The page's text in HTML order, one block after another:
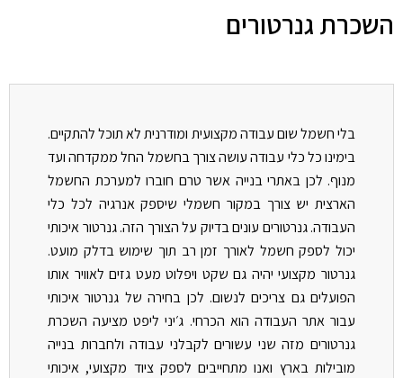
השכרת גנרטורים
בלי חשמל שום עבודה מקצועית ומודרנית לא תוכל להתקיים.
בימינו כל כלי עבודה עושה צורך בחשמל החל ממקדחה ועד
מנוף. לכן באתרי בנייה אשר טרם חוברו למערכת החשמל
הארצית יש צורך במקור חשמלי שיספק אנרגיה לכל כלי
העבודה. גנרטורים עונים בדיוק על הצורך הזה. גנרטור איכותי
יכול לספק חשמל לאורך זמן רב תוך שימוש בדלק מועט.
גנרטור מקצועי יהיה גם שקט ויפלוט מעט גזים לאוויר אותו
הפועלים גם צריכים לנשום. לכן בחירה של גנרטור איכותי
עבור אתר העבודה הוא הכרחי. ג׳יני ליפט מציעה השכרת
גנרטורים מזה שני עשורים לקבלני עבודה ולחברות בנייה
מובילות בארץ ואנו מתחייבים לספק ציוד מקצועי, איכותי